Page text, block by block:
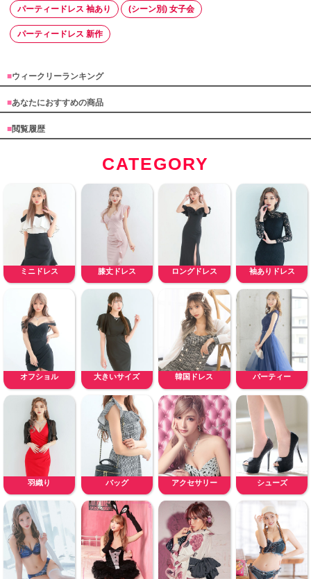
パーティードレス 袖あり (シーン別) 女子会
パーティードレス 新作
■ウィークリーランキング
■あなたにおすすめの商品
■閲覧履歴
CATEGORY
ミニドレス 膝丈ドレス ロングドレス 袖ありドレス
オフショル 大きいサイズ 韓国ドレス パーティー
羽織り バッグ アクセサリー シューズ